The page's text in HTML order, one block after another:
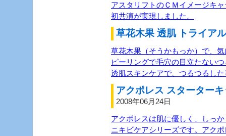
アスタリフトのＣＭイメージキ
初共演が実現しました。
草花木果 透肌 トライア
草花木果（そうかもっか）で、
ピーリングで毛穴の目立たない
透肌スキンケアで、つるつるし
アクポレス スタータ
2008年06月24日
アクポレスは肌に優しく、しっ
ニキビケアシリーズです。アク